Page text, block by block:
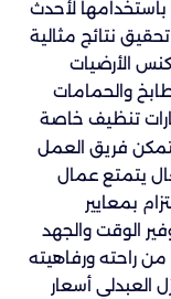
لأحدث
نتائج مثالية
الأرضيات
والحمامات
تنظيف خاصة
فريق العمل
يتمتع عمال
بمعايير
الوقت والجهد
راحته ورفاهيته
أسعار